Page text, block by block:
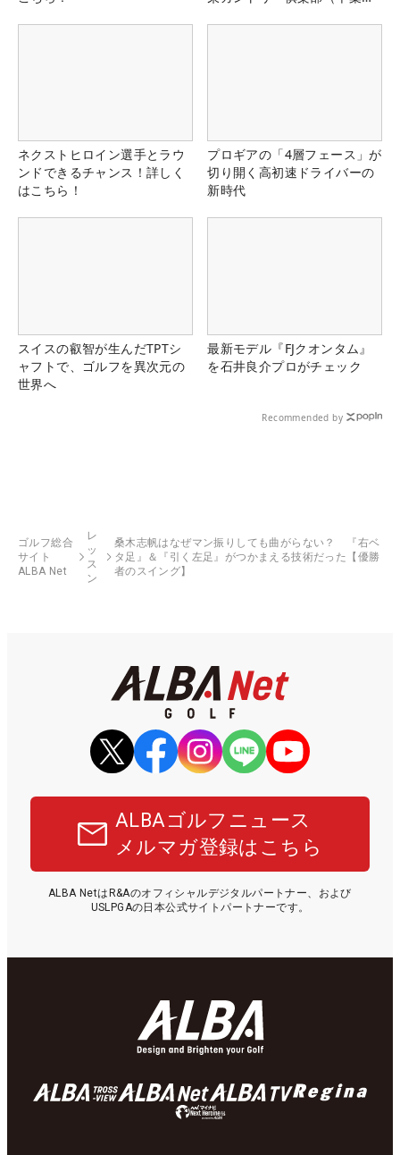
ネクストヒロイン選手とラウ
ンドできるチャンス！詳しく
はこちら！
プロギアの「4層フェース」が
切り開く高初速ドライバーの
新時代
スイスの叡智が生んだTPTシ
ャフトで、ゴルフを異次元の
世界へ
最新モデル『FJクオンタム』
を石井良介プロがチェック
Recommended by
ゴルフ総合
サイト
ALBA Net
レ
ッ
ス
ン
桑木志帆はなぜマン振りしても曲がらない？ 『右ベ
タ足』＆『引く左足』がつかまえる技術だった【優勝
者のスイング】
ALBAゴルフニュース
メルマガ登録はこちら
ALBA NetはR&Aのオフィシャルデジタルパートナー、および
USLPGAの日本公式サイトパートナーです。